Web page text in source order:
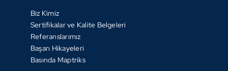
Biz Kimiz
Sertifikalar ve Kalite Belgeleri
Referanslarımız
Başarı Hikayeleri
Basında Maptriks